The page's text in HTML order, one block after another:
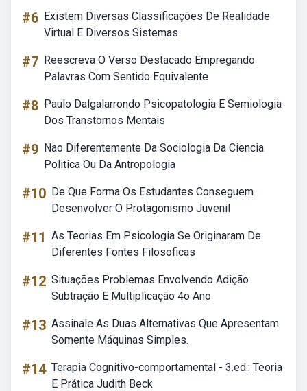
#6 Existem Diversas Classificações De Realidade
Virtual E Diversos Sistemas
#7 Reescreva O Verso Destacado Empregando
Palavras Com Sentido Equivalente
#8 Paulo Dalgalarrondo Psicopatologia E Semiologia
Dos Transtornos Mentais
#9 Nao Diferentemente Da Sociologia Da Ciencia
Politica Ou Da Antropologia
#10 De Que Forma Os Estudantes Conseguem
Desenvolver O Protagonismo Juvenil
#11 As Teorias Em Psicologia Se Originaram De
Diferentes Fontes Filosoficas
#12 Situações Problemas Envolvendo Adição
Subtração E Multiplicação 4o Ano
#13 Assinale As Duas Alternativas Que Apresentam
Somente Máquinas Simples.
#14 Terapia Cognitivo-comportamental - 3.ed.: Teoria
E Prática Judith Beck